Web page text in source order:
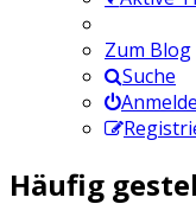
Zum Blog
Suche
Häufig